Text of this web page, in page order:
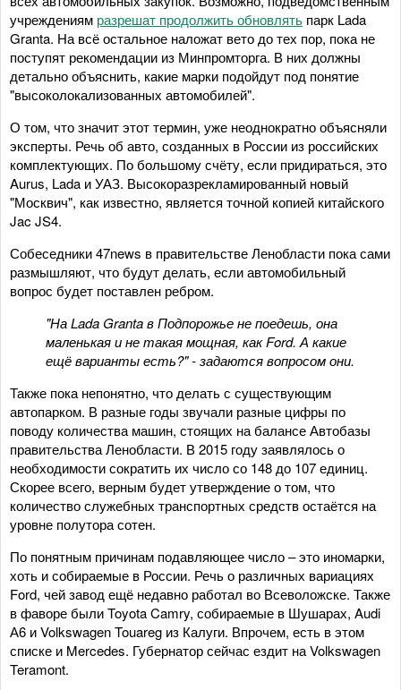
учреждениям разрешат продолжить обновлять парк Lada
Granta. На всё остальное наложат вето до тех пор, пока не
поступят рекомендации из Минпромторга. В них должны
детально объяснить, какие марки подойдут под понятие
"высоколокализованных автомобилей".
О том, что значит этот термин, уже неоднократно объясняли
эксперты. Речь об авто, созданных в России из российских
комплектующих. По большому счёту, если придираться, это
Aurus, Lada и УАЗ. Высокоразрекламированный новый
"Москвич", как известно, является точной копией китайского
Jac JS4.
Собеседники 47news в правительстве Ленобласти пока сами
размышляют, что будут делать, если автомобильный
вопрос будет поставлен ребром.
"На Lada Granta в Подпорожье не поедешь, она
маленькая и не такая мощная, как Ford. А какие
ещё варианты есть?" - задаются вопросом они.
Также пока непонятно, что делать с существующим
автопарком. В разные годы звучали разные цифры по
поводу количества машин, стоящих на балансе Автобазы
правительства Ленобласти. В 2015 году заявлялось о
необходимости сократить их число со 148 до 107 единиц.
Скорее всего, верным будет утверждение о том, что
количество служебных транспортных средств остаётся на
уровне полутора сотен.
По понятным причинам подавляющее число – это иномарки,
хоть и собираемые в России. Речь о различных вариациях
Ford, чей завод ещё недавно работал во Всеволожске. Также
в фаворе были Toyota Camry, собираемые в Шушарах, Audi
А6 и Volkswagen Touareg из Калуги. Впрочем, есть в этом
списке и Mercedes. Губернатор сейчас ездит на Volkswagen
Teramont.